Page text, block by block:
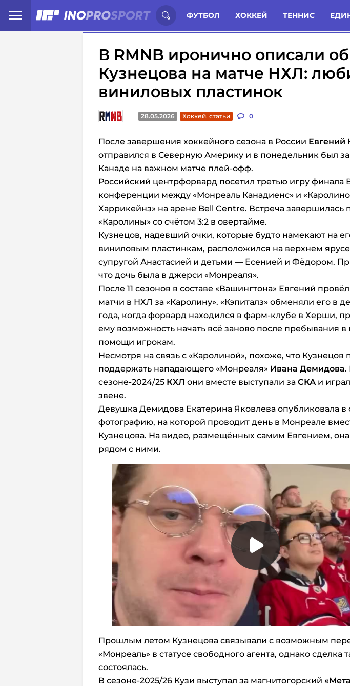
ФУТБОЛ ХОККЕЙ ТЕННИС
Иностранцы о спорте России: Статьи Комменты Новости
В RMNB иронично описали
Кузнецова на матче НХЛ:
виниловых пластинок
28.05.2026 Хоккей. статьи 0
После завершения хоккейного сезона в России Евгений
отправился в Северную Америку и в понедельник был
Канаде на важном матче плей-офф.
Российский центрфорвард посетил третью игру финала
конференции между «Монреаль Канадиенс» и
Харрикейнз» на арене Bell Centre. Встреча завершилась
«Каролины» со счётом 3:2 в овертайме.
Кузнецов, надевший очки, которые будто намекают на
виниловым пластинкам, расположился на верхнем
супругой Анастасией и детьми — Есенией и Фёдором.
что дочь была в джерси «Монреаля».
После 11 сезонов в составе «Вашингтона» Евгений
матчи в НХЛ за «Каролину». «Кэпиталз» обменяли его в
года, когда форвард находился в фарм-клубе в Херши,
ему возможность начать всё заново после пребывания
помощи игрокам.
Несмотря на связь с «Каролиной», похоже, что Кузнецов
поддержать нападающего «Монреаля» Ивана Демидова.
сезоне-2024/25 КХЛ они вместе выступали за СКА и
звене.
Девушка Демидова Екатерина Яковлева опубликовала в
фотографию, на которой проводит день в Монреале
Кузнецова. На видео, размещённых самим Евгением,
рядом с ними.
Прошлым летом Кузнецова связывали с возможным
«Монреаль» в статусе свободного агента, однако сделка
состоялась.
В сезоне-2025/26 Кузи выступал за магнитогорский